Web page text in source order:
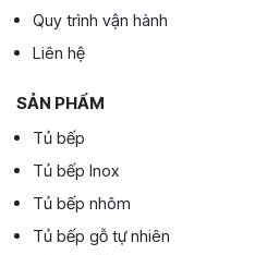
Quy trình vận hành
Liên hệ
SẢN PHẨM
Tủ bếp
Tủ bếp Inox
Tủ bếp nhôm
Tủ bếp gỗ tự nhiên